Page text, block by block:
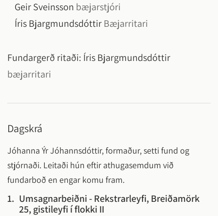
Geir Sveinsson bæjarstjóri
Íris BjargmundsdóttirBæjarritari
Fundargerð ritaði: Íris Bjargmundsdóttir
bæjarritari
Dagskrá
Jóhanna Ýr Jóhannsdóttir, formaður, setti fund og
stjórnaði. Leitaði hún eftir athugasemdum við
fundarboð en engar komu fram.
1. Umsagnarbeiðni - Rekstrarleyfi, Breiðamörk
25, gistileyfi í flokki II